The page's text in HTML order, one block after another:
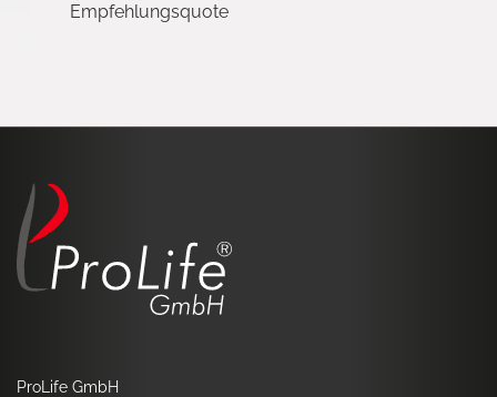
Empfehlungsquote
ProLife GmbH